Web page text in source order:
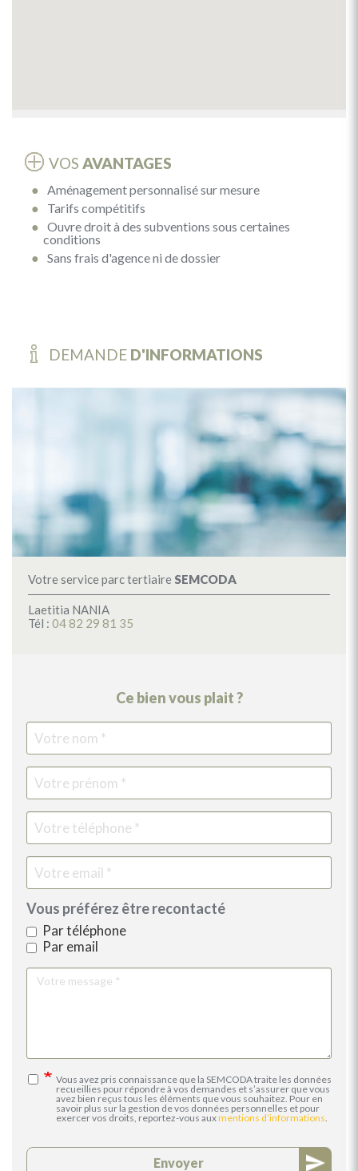
VOS AVANTAGES
Aménagement personnalisé sur mesure
Tarifs compétitifs
Ouvre droit à des subventions sous certaines
conditions
Sans frais d'agence ni de dossier
DEMANDE D'INFORMATIONS
Votre service parc tertiaire SEMCODA
Laetitia NANIA
Tél : 04 82 29 81 35
Ce bien vous plait ?
Votre
nom
Vous préférez être recontacté
Par téléphone
Par email
Votre
message
Vous avez pris connaissance que la SEMCODA traite les données
recueillies pour répondre à vos demandes et s’assurer que vous
avez bien reçus tous les éléments que vous souhaitez. Pour en
savoir plus sur la gestion de vos données personnelles et pour
exercer vos droits, reportez-vous auxmentions d’informations
Envoyer